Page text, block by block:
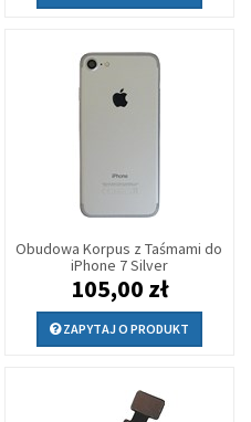
Obudowa Korpus z Taśmami do
iPhone 7 Silver
105,00 zł
ZAPYTAJ O PRODUKT